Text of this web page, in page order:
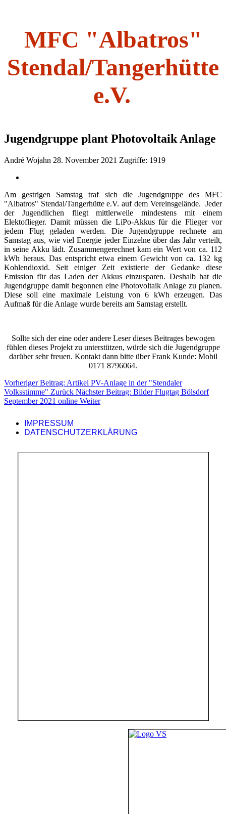
MFC "Albatros"
Stendal/Tangerhütte
e.V.
Jugendgruppe plant Photovoltaik Anlage
André Wojahn 28. November 2021 Zugriffe: 1919
Am gestrigen Samstag traf sich die Jugendgruppe des MFC
"Albatros" Stendal/Tangerhütte e.V. auf dem Vereinsgelände. Jeder
der Jugendlichen fliegt mittlerweile mindestens mit einem
Elektoflieger. Damit müssen die LiPo-Akkus für die Flieger vor
jedem Flug geladen werden. Die Jugendgruppe rechnete am
Samstag aus, wie viel Energie jeder Einzelne über das Jahr verteilt,
in seine Akku lädt. Zusammengerechnet kam ein Wert von ca. 112
kWh heraus. Das entspricht etwa einem Gewicht von ca. 132 kg
Kohlendioxid. Seit einiger Zeit existierte der Gedanke diese
Emission für das Laden der Akkus einzusparen. Deshalb hat die
Jugendgruppe damit begonnen eine Photovoltaik Anlage zu planen.
Diese soll eine maximale Leistung von 6 kWh erzeugen. Das
Aufmaß für die Anlage wurde bereits am Samstag erstellt.
Sollte sich der eine oder andere Leser dieses Beitrages bewogen
fühlen dieses Projekt zu unterstützen, würde sich die Jugendgruppe
darüber sehr freuen. Kontakt dann bitte über Frank Kunde: Mobil
0171 8796064.
Vorheriger Beitrag: Artikel PV-Anlage in der "Stendaler
Volksstimme" Zurück Nächster Beitrag: Bilder Flugtag Bölsdorf
September 2021 online Weiter
IMPRESSUM
DATENSCHUTZERKLÄRUNG